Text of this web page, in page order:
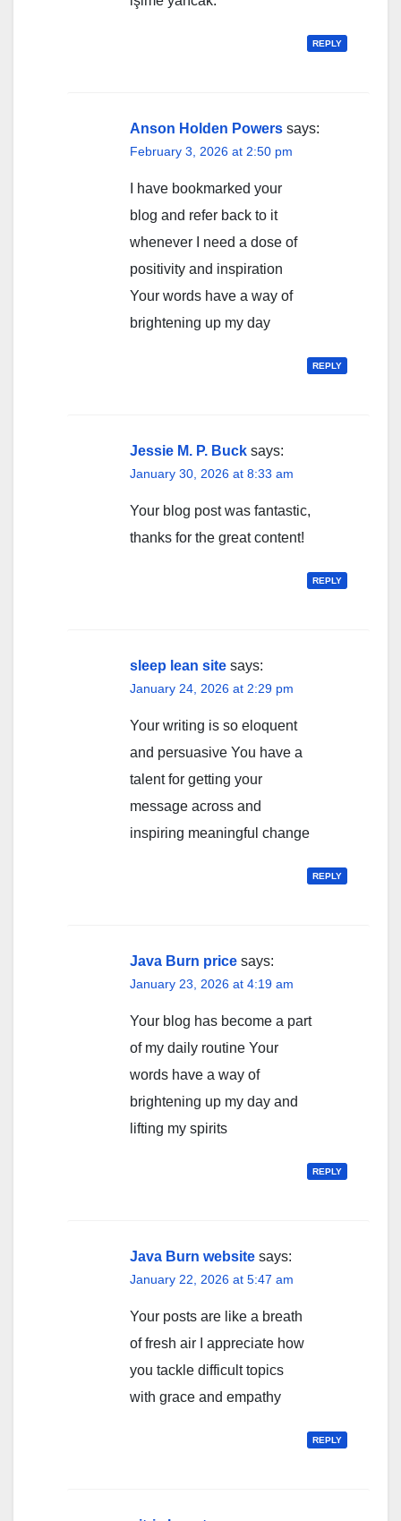
REPLY
Anson Holden Powers says:
February 3, 2026 at 2:50 pm
I have bookmarked your
blog and refer back to it
whenever I need a dose of
positivity and inspiration
Your words have a way of
brightening up my day
REPLY
Jessie M. P. Buck says:
January 30, 2026 at 8:33 am
Your blog post was fantastic,
thanks for the great content!
REPLY
sleep lean site says:
January 24, 2026 at 2:29 pm
Your writing is so eloquent
and persuasive You have a
talent for getting your
message across and
inspiring meaningful change
REPLY
Java Burn price says:
January 23, 2026 at 4:19 am
Your blog has become a part
of my daily routine Your
words have a way of
brightening up my day and
lifting my spirits
REPLY
Java Burn website says:
January 22, 2026 at 5:47 am
Your posts are like a breath
of fresh air I appreciate how
you tackle difficult topics
with grace and empathy
REPLY